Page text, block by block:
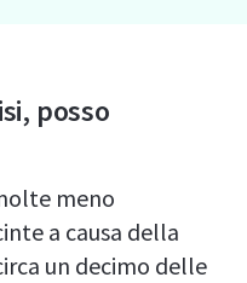
posso
meno
a causa della
un decimo delle